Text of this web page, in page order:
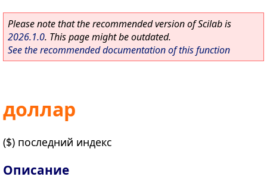
Please note that the recommended version of Scilab is
2026.1.0. This page might be outdated.
See the recommended documentation of this function
доллар
($) последний индекс
Описание